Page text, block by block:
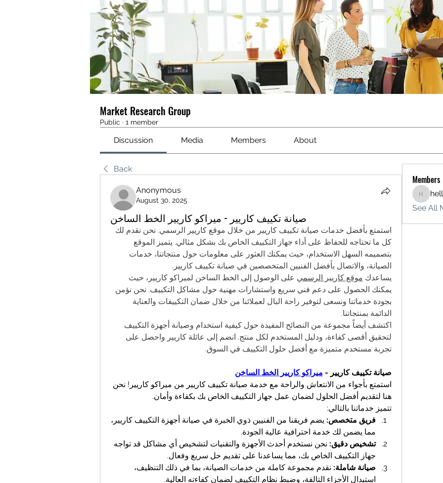
Market Research Group
Public · 1 member
Discussion Media Members About
Back
Anonymous
August 30, 2025
صيانة تكييف كاريير - ميراكو كاريير الخط الساخن
الصيانة، والاتصال بأفضل الفنيين المتخصصين في صيانة تكييف كاريير.
يساعدك موقع كاريير الرسمي
الدائمة بمنتجاتنا.
تجربة مستخدم متميزة مع أفضل حلول التكييف في السوق.
صيانة تكييف كاريير - ميراكو كاريير الخط الساخن
هنا لتقديم أفضل الحلول لضمان عمل جهاز التكييف الخاص بك بكفاءة وأمان.
تتميز خدماتنا بالتالي:
فريق متخصص:
مما يضمن لك خدمة احترافية عالية الجودة.
تشخيص دقيق:
جهاز التكييف الخاص بك، مما يساعدنا على تقديم حل سريع وفعال.
صيانة شاملة:
استبدال الأجزاء التالفة، وضبط نظام التكييف لضمان كفاءته العالية.
Members
See All